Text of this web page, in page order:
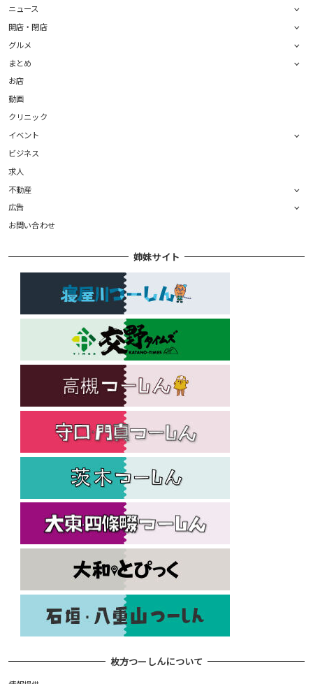
ニュース
開店・閉店
グルメ
まとめ
お店
動画
クリニック
イベント
ビジネス
求人
不動産
広告
お問い合わせ
姉妹サイト
枚方つーしんについて